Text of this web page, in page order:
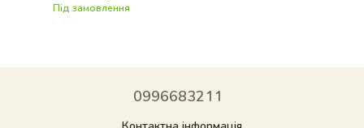
Під замовлення
0996683211
Контактна інформація